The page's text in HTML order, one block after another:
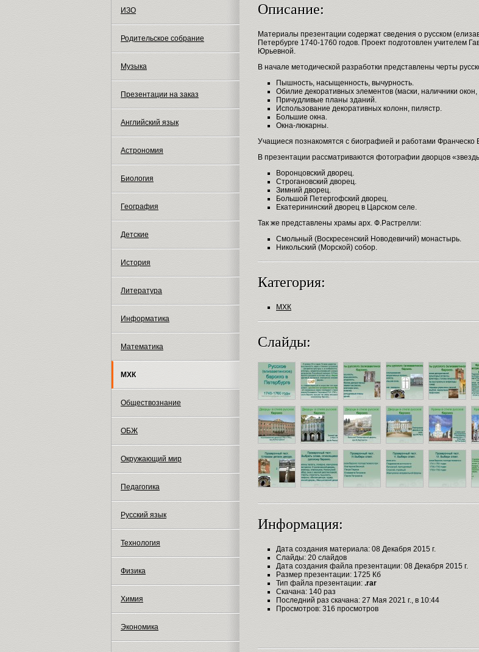
ИЗО
Родительское собрание
Музыка
Презентации на заказ
Английский язык
Астрономия
Биология
География
Детские
История
Литература
Информатика
Математика
МХК
Обществознание
ОБЖ
Окружающий мир
Педагогика
Русский язык
Технология
Физика
Химия
Экономика
Описание:
Материалы презентации содержат сведения о русском
Петербурге 1740-1760 годов. Проект подготовлен учителем
Юрьевной.
В начале методической разработки представлены черты
Пышность, насыщенность, вычурность.
Обилие декоративных элементов (маски, наличники окон,
Причудливые планы зданий.
Использование декоративных колонн, пилястр.
Большие окна.
Окна-люкарны.
Учащиеся познакомятся с биографией и работами Франческо
В презентации рассматриваются фотографии дворцов
Воронцовский дворец.
Строгановский дворец.
Зимний дворец.
Большой Петергофский дворец.
Екатерининский дворец в Царском селе.
Так же представлены храмы арх. Ф.Растрелли:
Смольный (Воскресенский Новодевичий) монастырь.
Никольский (Морской) собор.
Категория:
МХК
Слайды:
Информация:
Дата создания материала: 08 Декабря 2015 г.
Слайды: 20 слайдов
Дата создания файла презентации: 08 Декабря 2015 г.
Размер презентации: 1725 Кб
Тип файла презентации: .rar
Скачана: 140 раз
Последний раз скачана: 27 Мая 2021 г., в 10:44
Просмотров: 316 просмотров